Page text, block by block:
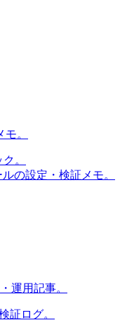
。
。
の設定・検証メモ。
運用記事。
証ログ。